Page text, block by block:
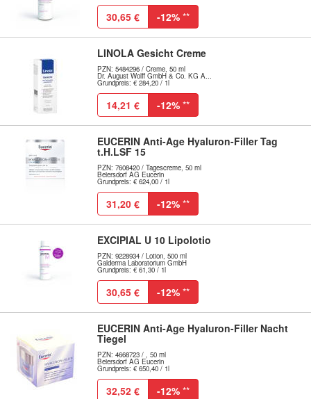
30,65 € -12% **
LINOLA Gesicht Creme
PZN: 5484296 / Creme, 50 ml
Dr. August Wolff GmbH & Co. KG A...
Grundpreis: € 284,20 / 1l
14,21 € -12% **
EUCERIN Anti-Age Hyaluron-Filler Tag
t.H.LSF 15
PZN: 7608420 / Tagescreme, 50 ml
Beiersdorf AG Eucerin
Grundpreis: € 624,00 / 1l
31,20 € -12% **
EXCIPIAL U 10 Lipolotio
PZN: 9228934 / Lotion, 500 ml
Galderma Laboratorium GmbH
Grundpreis: € 61,30 / 1l
30,65 € -12% **
EUCERIN Anti-Age Hyaluron-Filler Nacht
Tiegel
PZN: 4668723 / , 50 ml
Beiersdorf AG Eucerin
Grundpreis: € 650,40 / 1l
32,52 € -12% **